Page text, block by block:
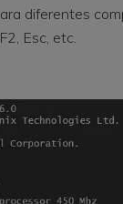
diferentes
Esc, etc.